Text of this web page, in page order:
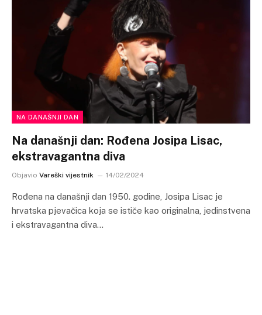
NA DANAŠNJI DAN
Na današnji dan: Rođena Josipa Lisac,
ekstravagantna diva
Objavio Vareški vijestnik 14/02/2024
Rođena na današnji dan 1950. godine, Josipa Lisac je
hrvatska pjevačica koja se ističe kao originalna, jedinstvena
i ekstravagantna diva…